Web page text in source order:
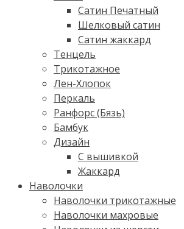
Сатин Печатный
Шелковый сатин
Сатин жаккард
Тенцель
Трикотажное
Лен-Хлопок
Перкаль
Ранфорс (Бязь)
Бамбук
Дизайн
С вышивкой
Жаккард
Наволочки
Наволочки трикотажные
Наволочки махровые